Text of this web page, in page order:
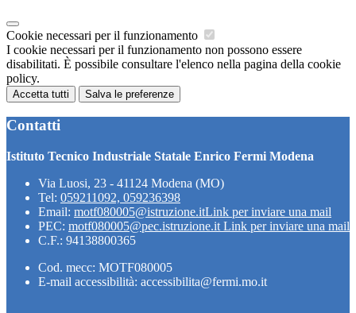
Cookie necessari per il funzionamento
I cookie necessari per il funzionamento non possono essere
disabilitati. È possibile consultare l'elenco nella pagina della cookie
policy.
Accetta tutti Salva le preferenze
Contatti
Istituto Tecnico Industriale Statale Enrico Fermi Modena
Via Luosi, 23 - 41124 Modena (MO)
Tel: 059211092, 059236398
Email: motf080005@istruzione.itLink per inviare una mail
PEC: motf080005@pec.istruzione.it Link per inviare una mail
C.F.: 94138800365
Cod. mecc: MOTF080005
E-mail accessibilità: accessibilita@fermi.mo.it